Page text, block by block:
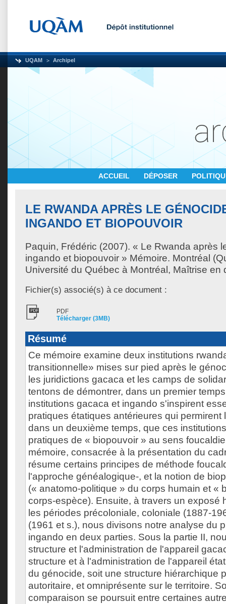
UQAM Archipel
ACCUEIL DÉPOSER
LE RWANDA APRÈS LE
INGANDO ET BIOPOUVOIR
Paquin, Frédéric (2007). « Le Rwanda après
ingando et biopouvoir » Mémoire. Montréal
Université du Québec à Montréal, Maîtrise en
Fichier(s) associé(s) à ce document :
PDF
Télécharger (3MB)
Résumé
Ce mémoire examine deux institutions
transitionnelle» mises sur pied après le
les juridictions gacaca et les camps de
tentons de démontrer, dans un premier
institutions gacaca et ingando s'inspirent
pratiques étatiques antérieures qui permirent
dans un deuxième temps, que ces
pratiques de « biopouvoir » au sens
mémoire, consacrée à la présentation du
résume certains principes de méthode
l'approche généalogique-, et la notion de
(« anatomo-politique » du corps humain et «
corps-espèce). Ensuite, à travers un exposé
les périodes précoloniale, coloniale (1887-
(1961 et s.), nous divisons notre analyse du
ingando en deux parties. Sous la partie II,
structure et l'administration de l'appareil
structure et à l'administration de l'appareil
du génocide, soit une structure hiérarchique
autoritaire, et omniprésente sur le territoire.
comparaison se poursuit entre certaines